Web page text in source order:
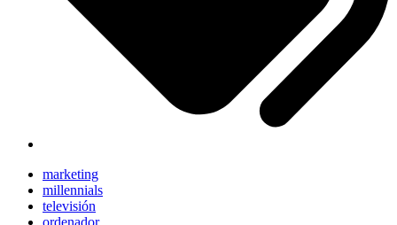
marketing
millennials
televisión
ordenador